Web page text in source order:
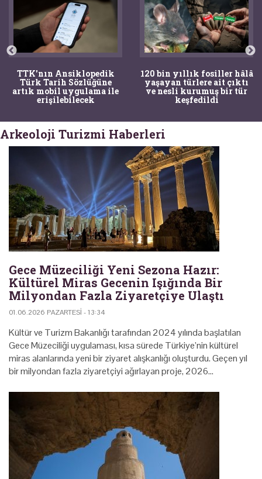
TTK'nın Ansiklopedik
Türk Tarih Sözlüğüne
artık mobil uygulama ile
erişilebilecek
120 bin yıllık fosiller hâlâ
yaşayan türlere ait çıktı
ve nesli kurumuş bir tür
keşfedildi
Arkeoloji Turizmi Haberleri
Gece Müzeciliği Yeni Sezona Hazır:
Kültürel Miras Gecenin Işığında Bir
Milyondan Fazla Ziyaretçiye Ulaştı
01.06.2026 PAZARTESI - 13:34
Kültür ve Turizm Bakanlığı tarafından 2024 yılında başlatılan
Gece Müzeciliği uygulaması, kısa sürede Türkiye’nin kültürel
miras alanlarında yeni bir ziyaret alışkanlığı oluşturdu. Geçen yıl
bir milyondan fazla ziyaretçiyi ağırlayan proje, 2026…